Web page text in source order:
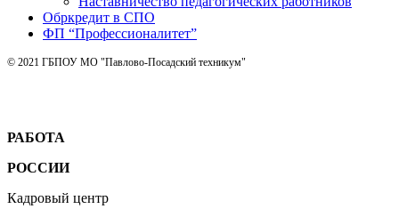
Обркредит в СПО
ФП “Профессионалитет”
© 2021 ГБПОУ МО "Павлово-Посадский техникум"
РАБОТА
РОССИИ
Кадровый центр